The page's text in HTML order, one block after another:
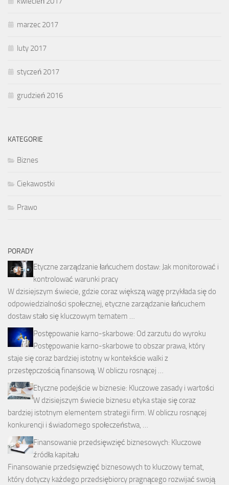
marzec 2017
luty 2017
styczeń 2017
grudzień 2016
KATEGORIE
Biznes
Ciekawostki
Prawo
PORADY
Etyczne zarządzanie łańcuchem dostaw: Jak monitorować i
kontrolować warunki pracy
W dzisiejszym świecie, gdzie coraz większą wagę przykłada się do
odpowiedzialności społecznej, etyczne zarządzanie łańcuchem
dostaw stało się kluczowym tematem …
Postępowanie karno-skarbowe: Od zarzutu do wyroku
Postępowanie karno-skarbowe to obszar prawa, który
staje się coraz bardziej istotny w kontekście walki z
przestępczością finansową. W obliczu rosnącej …
Etyczne podejście w biznesie: Kluczowe zasady i wartości
W dzisiejszym świecie biznesu etyka staje się coraz
bardziej istotnym elementem strategii firm. W obliczu rosnącej
konkurencji i świadomego społeczeństwa, …
Finansowanie przedsięwzięć biznesowych: Kluczowe
źródła kapitału
Finansowanie przedsięwzięć biznesowych to kluczowy temat,
który dotyczy każdego przedsiębiorcy pragnącego rozwijać swoją